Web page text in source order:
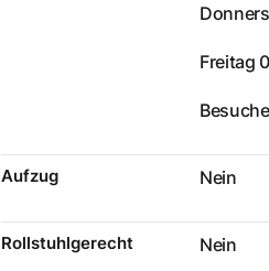
Freitag
Aufzug Nein
Rollstuhlgerecht Nein